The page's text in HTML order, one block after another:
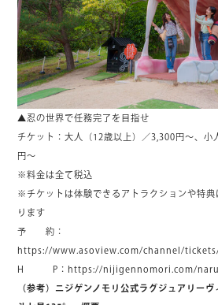
▲忍の世界で任務完了を目指せ
チケット：大人（12歳以上）／3,300円～、小
円～
※料金は全て税込
※チケットは体験できるアトラクションや特典
ります
予 約：
https://www.asoview.com/channel/
H P： https://nijigennomori.com/
（参考）ニジゲンノモリ公式ラグジュアリー